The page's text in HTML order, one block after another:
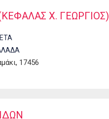
(ΚΕΦΑΛΑΣ X. ΓΕΩΡΓΙΟΣ)
17456